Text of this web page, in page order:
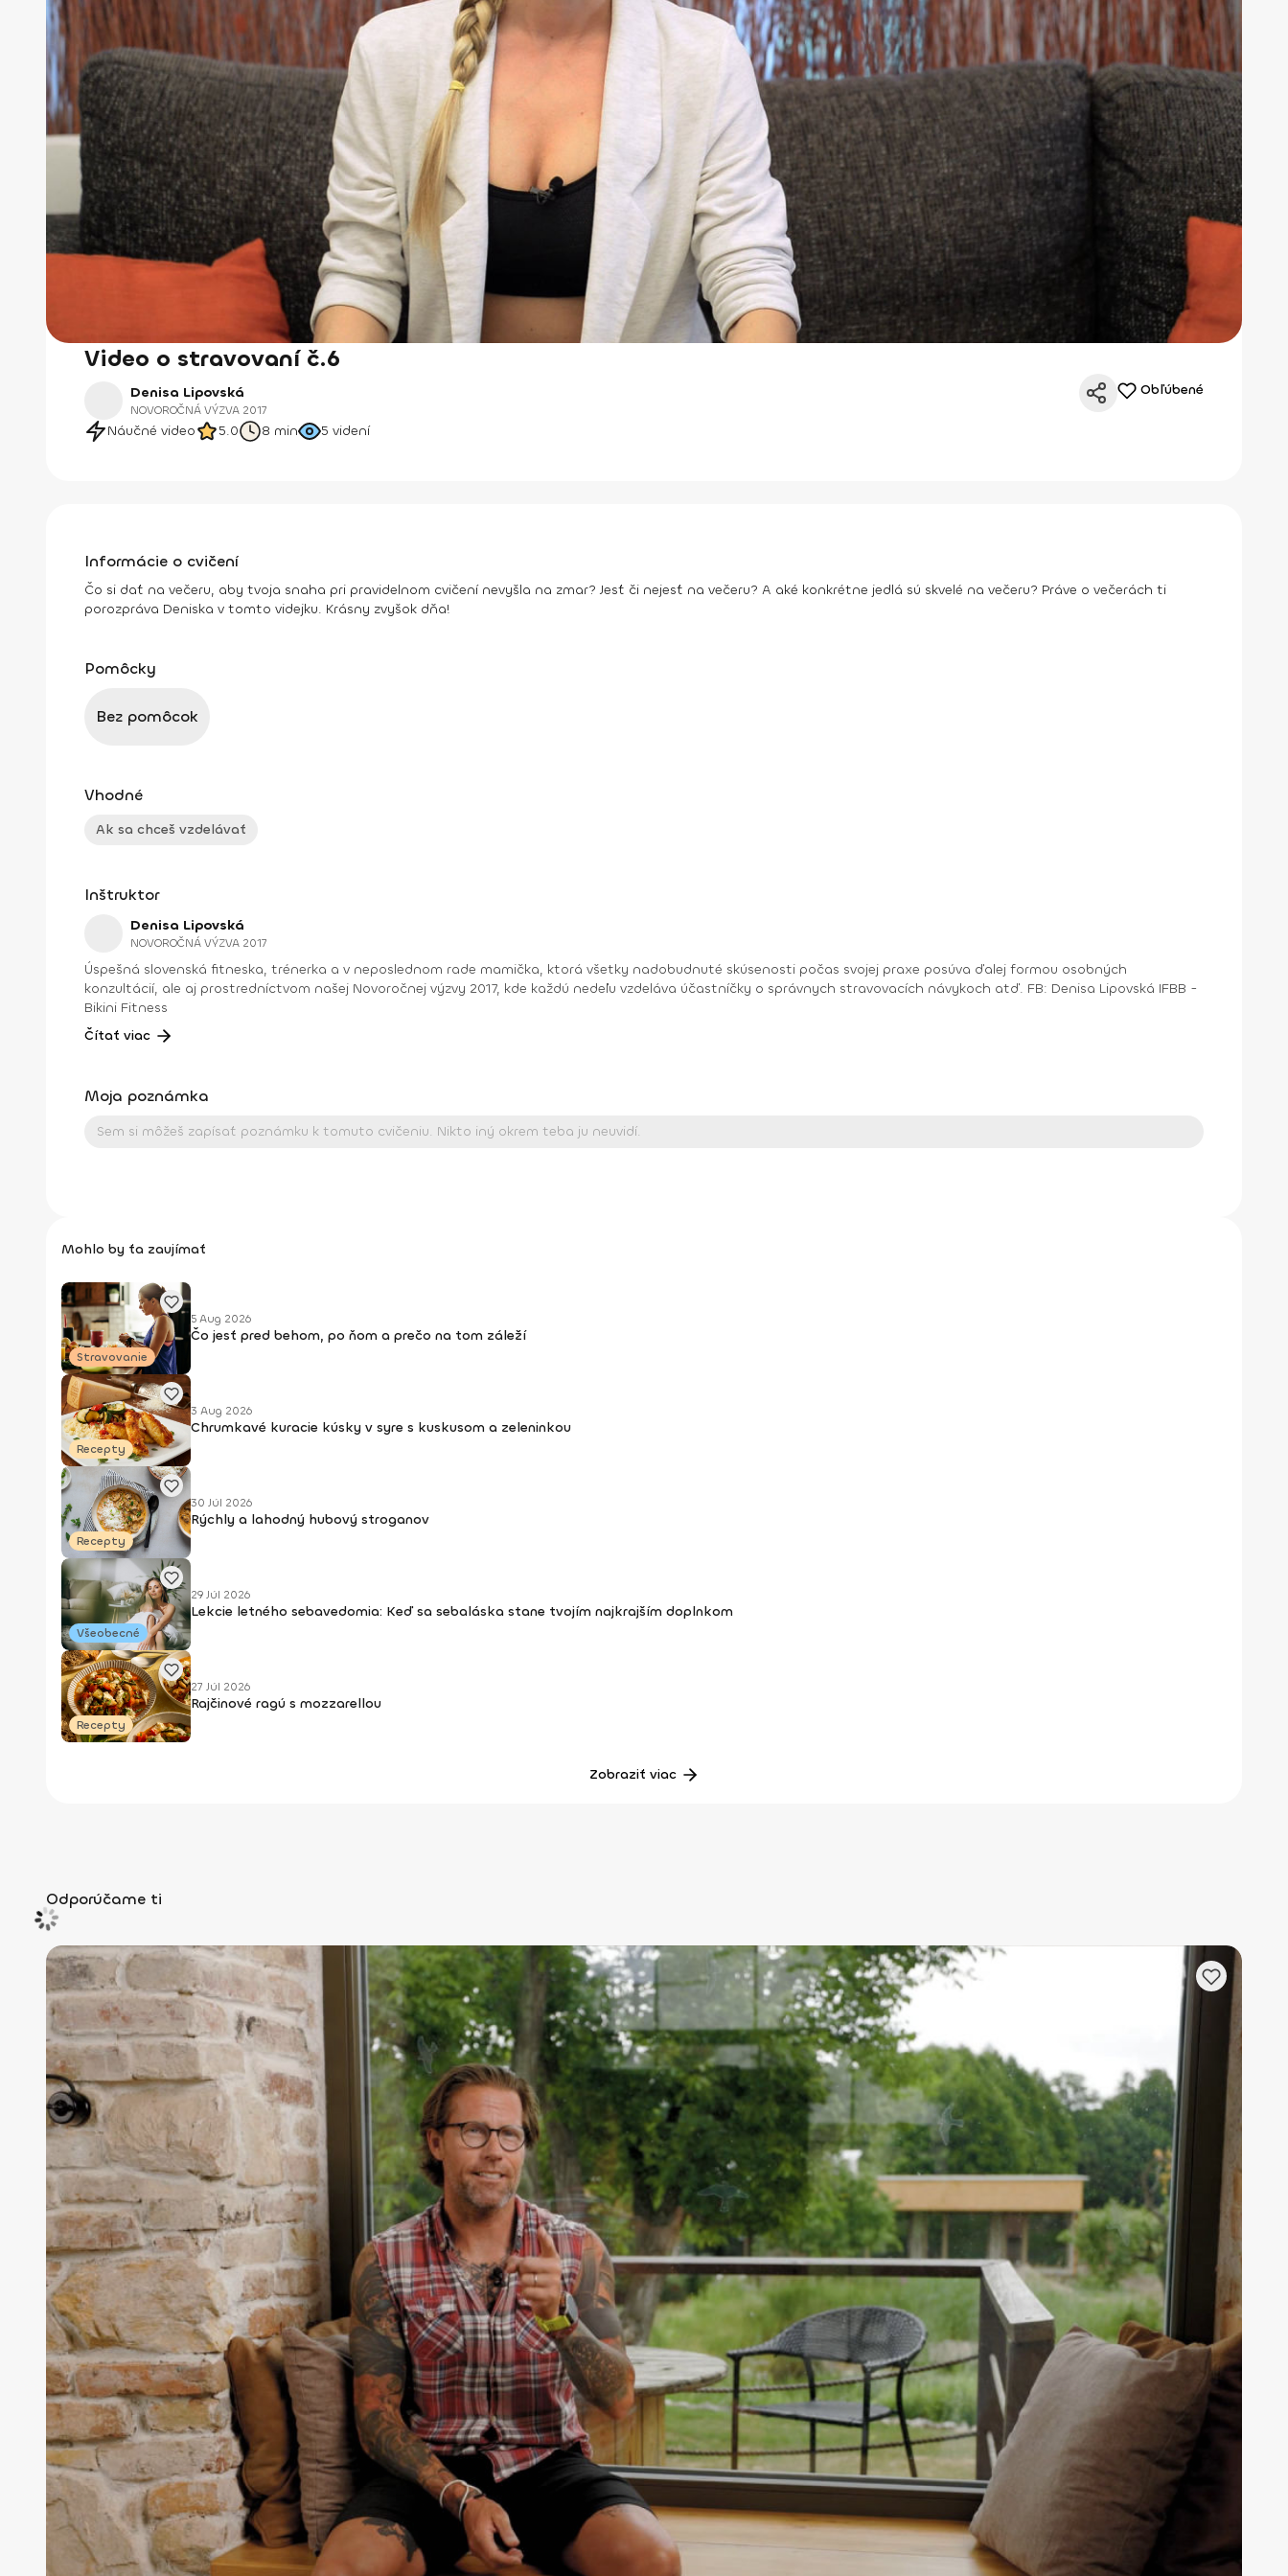
Video o stravovaní č.6
Denisa Lipovská
NOVOROČNÁ VÝZVA 2017
Náučné video 5.0 8 min 5 videní
Obľúbené
Informácie o cvičení
Čo si dať na večeru, aby tvoja snaha pri pravidelnom cvičení nevyšla na zmar? Jesť či nejesť na večeru? A aké konkrétne jedlá sú skvelé na večeru? Práve o večerách ti
porozpráva Deniska v tomto videjku. Krásny zvyšok dňa!
Pomôcky
Bez pomôcok
Vhodné
Ak sa chceš vzdelávať
Inštruktor
Denisa Lipovská
NOVOROČNÁ VÝZVA 2017
Úspešná slovenská fitneska, trénerka a v neposlednom rade mamička, ktorá všetky nadobudnuté skúsenosti počas svojej praxe posúva ďalej formou osobných
konzultácií, ale aj prostredníctvom našej Novoročnej výzvy 2017, kde každú nedeľu vzdeláva účastníčky o správnych stravovacích návykoch atď. FB: Denisa Lipovská IFBB -
Bikini Fitness
Čítať viac
Moja poznámka
Mohlo by ťa zaujímať
Stravovanie
5 Aug 2026
Čo jesť pred behom, po ňom a prečo na tom záleží
Recepty
3 Aug 2026
Chrumkavé kuracie kúsky v syre s kuskusom a zeleninkou
Recepty
30 Júl 2026
Rýchly a lahodný hubový stroganov
Všeobecné
29 Júl 2026
Lekcie letného sebavedomia: Keď sa sebaláska stane tvojím najkrajším doplnkom
Recepty
27 Júl 2026
Rajčinové ragú s mozzarellou
Zobraziť viac
Odporúčame ti